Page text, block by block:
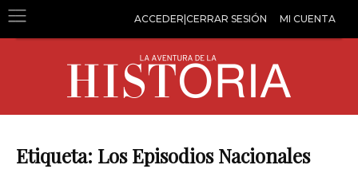
ACCEDER|CERRAR SESIÓN MI CUENTA
Etiqueta: Los Episodios Nacionales